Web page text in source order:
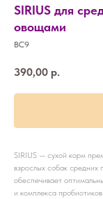
SIRIUS для
овощами
ВС9
390,00 р.
SIRIUS — сухой корм
взрослых собак
обеспечивает
и комплекса